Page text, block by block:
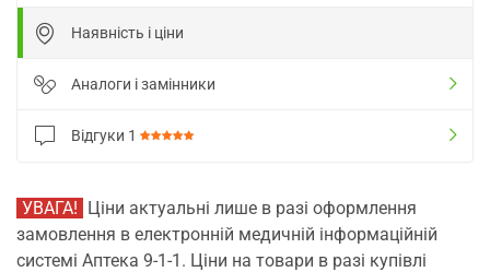
Наявність і ціни
Аналоги і замінники
Відгуки 1
УВАГА! Ціни актуальні лише в разі оформлення
замовлення в електронній медичній інформаційній
системі Аптека 9-1-1. Ціни на товари в разі купівлі